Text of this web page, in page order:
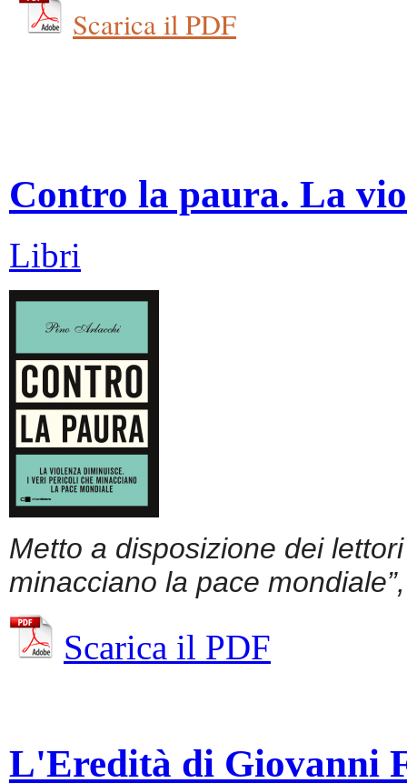
Scarica il PDF
Contro la paura. La
Libri
Metto a disposizione dei
minacciano la pace
Scarica il PDF
L'Eredità di Giovanni